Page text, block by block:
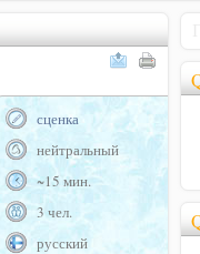
сценка
нейтральный
~15 мин.
3 чел.
русский